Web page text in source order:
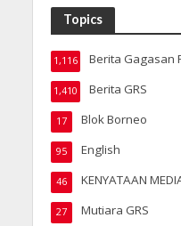
Topics
Berita Gagasan
1,116
Berita GRS
1,410
Blok Borneo
17
English
95
KENYATAAN
46
Mutiara GRS
27